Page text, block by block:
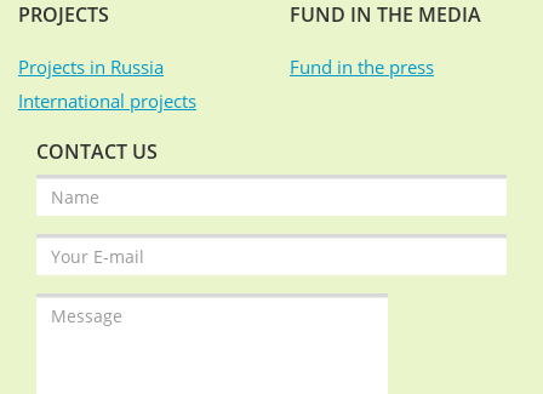
PROJECTS
Projects in Russia
International projects
FUND IN THE MEDIA
Fund in the press
CONTACT US